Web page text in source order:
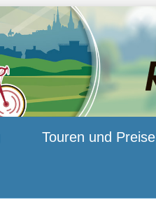
Touren und Preise